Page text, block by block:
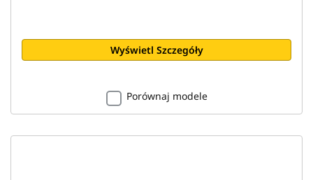
Wyświetl Szczegóły
Porównaj modele